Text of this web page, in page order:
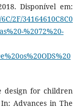
Disponível em:
2F/34164610C8C0
%2072%20-
design for children
Advances in The